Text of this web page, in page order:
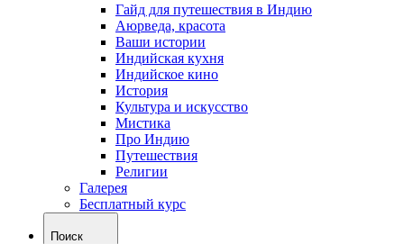
Гайд для путешествия в Индию
Аюрведа, красота
Ваши истории
Индийская кухня
Индийское кино
История
Культура и искусство
Мистика
Про Индию
Путешествия
Религии
Галерея
Бесплатный курс
Поиск